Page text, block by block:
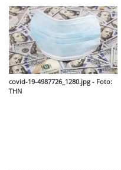
covid-19-4987726_1280.jpg - Foto:
THN